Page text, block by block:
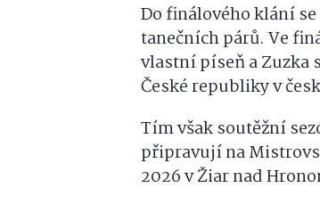
Do finálového klání
tanečních párů. Ve
vlastní píseň a Zuzka
České republiky v
Tím však soutěžní
připravují na
2026 v Žiar nad